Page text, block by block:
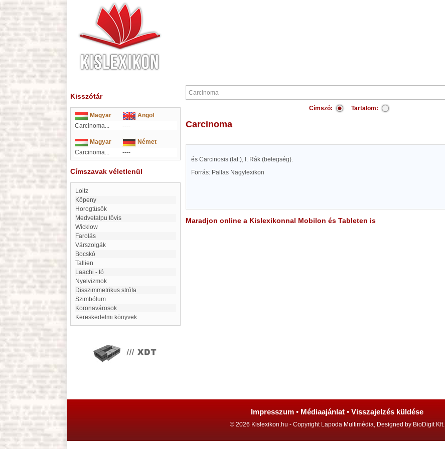
Kisszótár
Magyar
Angol
Carcinoma...
----
Magyar
Német
Carcinoma...
----
Címszavak véletlenül
Loitz
köpeny
Horogtüsök
Medvetalpu tövis
Wicklow
Farolás
Várszolgák
Bocskó
Tallien
Laachi - tó
Nyelvizmok
disszimmetrikus strófa
Szimbólum
Koronavárosok
Kereskedelmi könyvek
Címszó: Tartalom:
Carcinoma
és Carcinosis (lat.), l. Rák (betegség).
Forrás: Pallas Nagylexikon
Maradjon online a Kislexikonnal Mobilon és Tableten is
Impresszum • Médiaajánlat • Visszajelzés küldése
© 2026 Kislexikon.hu - Copyright Lapoda Multimédia, Designed by BioDigit Kft.